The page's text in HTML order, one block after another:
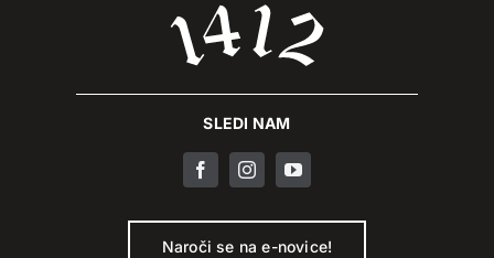
SLEDI NAM
Naroči se na e-novice!